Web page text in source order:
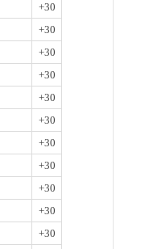
+30
+30
+30
+30
+30
+30
+30
+30
+30
+30
+30